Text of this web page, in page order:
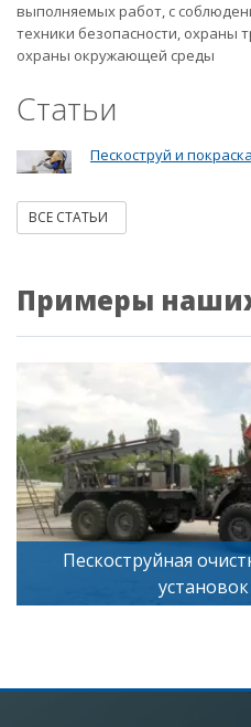
выполняемых работ, с
техники безопасности, охраны
охраны окружающей среды
Статьи
Пескоструй и
ВСЕ СТАТЬИ
Примеры